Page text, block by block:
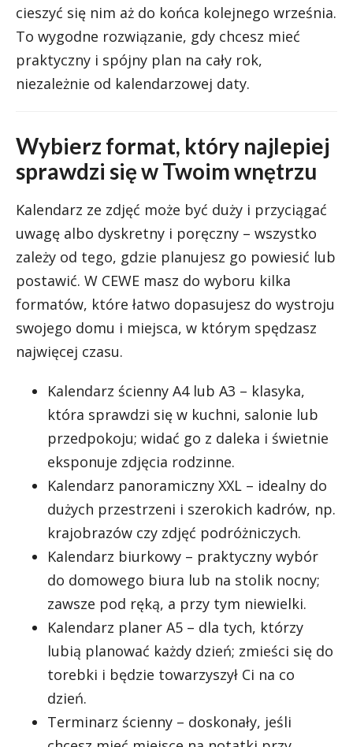
cieszyć się nim aż do końca kolejnego września.
To wygodne rozwiązanie, gdy chcesz mieć
praktyczny i spójny plan na cały rok,
niezależnie od kalendarzowej daty.
Wybierz format, który najlepiej
sprawdzi się w Twoim wnętrzu
Kalendarz ze zdjęć może być duży i przyciągać
uwagę albo dyskretny i poręczny – wszystko
zależy od tego, gdzie planujesz go powiesić lub
postawić. W CEWE masz do wyboru kilka
formatów, które łatwo dopasujesz do wystroju
swojego domu i miejsca, w którym spędzasz
najwięcej czasu.
Kalendarz ścienny A4 lub A3 – klasyka,
która sprawdzi się w kuchni, salonie lub
przedpokoju; widać go z daleka i świetnie
eksponuje zdjęcia rodzinne.
Kalendarz panoramiczny XXL – idealny do
dużych przestrzeni i szerokich kadrów, np.
krajobrazów czy zdjęć podróżniczych.
Kalendarz biurkowy – praktyczny wybór
do domowego biura lub na stolik nocny;
zawsze pod ręką, a przy tym niewielki.
Kalendarz planer A5 – dla tych, którzy
lubią planować każdy dzień; zmieści się do
torebki i będzie towarzyszył Ci na co
dzień.
Terminarz ścienny – doskonały, jeśli